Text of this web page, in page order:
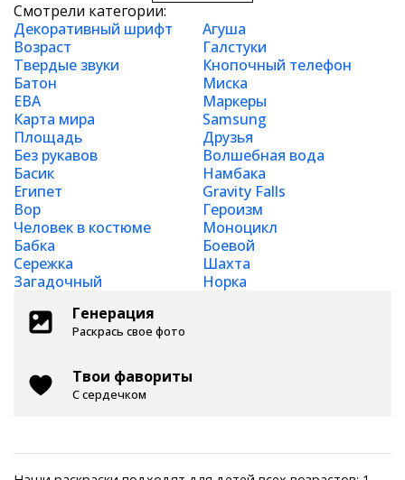
Смотрели категории:
Декоративный шрифт
Агуша
Возраст
Галстуки
Твердые звуки
Кнопочный телефон
Батон
Миска
ЕВА
Маркеры
Карта мира
Samsung
Площадь
Друзья
Без рукавов
Волшебная вода
Басик
Намбака
Египет
Gravity Falls
Вор
Героизм
Человек в костюме
Моноцикл
Бабка
Боевой
Сережка
Шахта
Загадочный
Норка
Генерация
Раскрась свое фото
Твои фавориты
С сердечком